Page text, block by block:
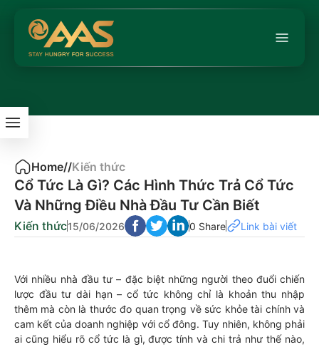
Home//Kiến thức
Cổ Tức Là Gì? Các Hình Thức Trả Cổ Tức
Và Những Điều Nhà Đầu Tư Cần Biết
Kiến thức15/06/2026 0 Share Link bài viết
Với nhiều nhà đầu tư – đặc biệt những người theo đuổi chiến
lược đầu tư dài hạn – cổ tức không chỉ là khoản thu nhập
thêm mà còn là thước đo quan trọng về sức khỏe tài chính và
cam kết của doanh nghiệp với cổ đông. Tuy nhiên, không phải
ai cũng hiểu rõ cổ tức là gì, được tính và chi trả như thế nào,